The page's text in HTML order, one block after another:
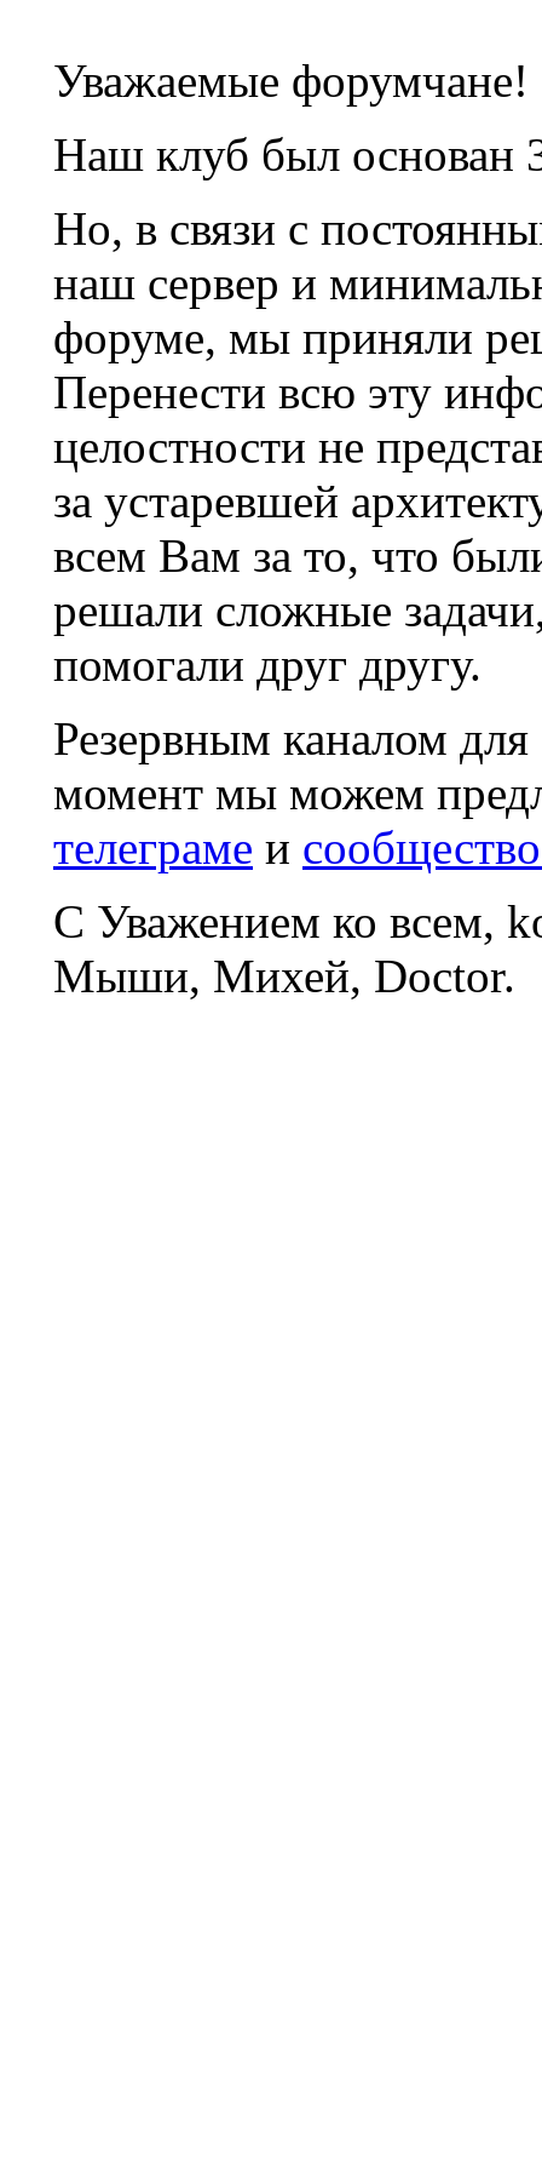
Уважаемые форумчане!
Наш клуб был основан
Но, в связи с
наш сервер и
форуме, мы приняли
Перенести всю эту
целостности не
за устаревшей
всем Вам за то, что
решали сложные
помогали друг другу.
Резервным каналом
момент мы можем
телеграме и
С Уважением ко всем,
Мыши, Михей, Doctor.